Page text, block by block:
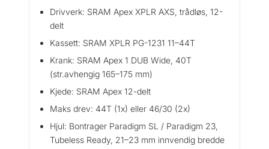
Drivverk: SRAM Apex XPLR AXS, trådløs, 12-
delt
Kassett: SRAM XPLR PG-1231 11–44T
Krank: SRAM Apex 1 DUB Wide, 40T
(str.avhengig 165–175 mm)
Kjede: SRAM Apex 12-delt
Maks drev: 44T (1x) eller 46/30 (2x)
Hjul: Bontrager Paradigm SL / Paradigm 23,
Tubeless Ready, 21–23 mm innvendig bredde